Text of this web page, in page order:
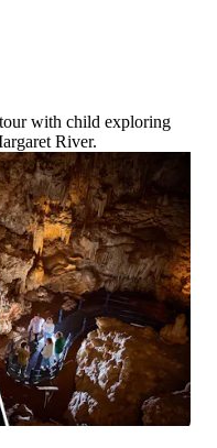
with child exploring
River.